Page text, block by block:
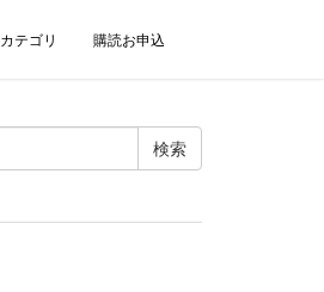
カテゴリ 購読お申込